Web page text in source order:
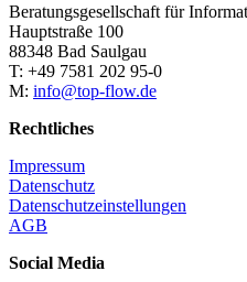
Beratungsgesellschaft für
Hauptstraße 100
88348 Bad Saulgau
T: +49 7581 202 95-0
M: info@top-flow.de
Rechtliches
Impressum
Datenschutz
Datenschutzeinstellungen
AGB
Social Media